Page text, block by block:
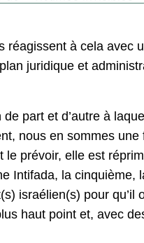
réagissent à cela avec
juridique et
part et d’autre à
nous en sommes une
prévoir, elle est
Intifada, la cinquième,
israélien(s) pour qu’il
haut point et, avec